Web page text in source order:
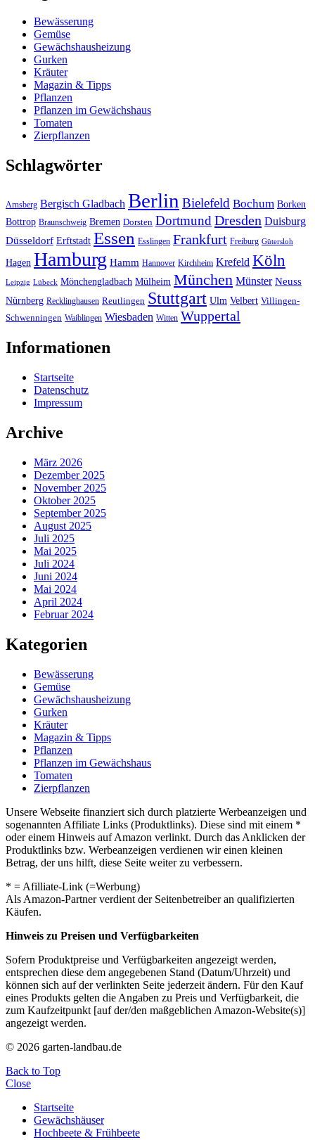
Bewässerung
Gemüse
Gewächshausheizung
Gurken
Kräuter
Magazin & Tipps
Pflanzen
Pflanzen im Gewächshaus
Tomaten
Zierpflanzen
Schlagwörter
Arnsberg Bergisch Gladbach Berlin Bielefeld Bochum Borken
Bottrop Braunschweig Bremen Dorsten Dortmund Dresden Duisburg
Düsseldorf Erftstadt Essen Esslingen Frankfurt Freiburg Gütersloh
Hagen Hamburg Hamm Hannover Kirchheim Krefeld Köln
Leipzig Lübeck Mönchengladbach Mülheim München Münster Neuss
Nürnberg Recklinghausen Reutlingen Stuttgart Ulm Velbert Villingen-
Schwenningen Waiblingen Wiesbaden Witten Wuppertal
Informationen
Startseite
Datenschutz
Impressum
Archive
März 2026
Dezember 2025
November 2025
Oktober 2025
September 2025
August 2025
Juli 2025
Mai 2025
Juli 2024
Juni 2024
Mai 2024
April 2024
Februar 2024
Kategorien
Bewässerung
Gemüse
Gewächshausheizung
Gurken
Kräuter
Magazin & Tipps
Pflanzen
Pflanzen im Gewächshaus
Tomaten
Zierpflanzen
Unsere Webseite finanziert sich durch platzierte Werbeanzeigen und
sogenannten Affiliate Links (Produktlinks). Diese sind mit einem *
oder einem Hinweis auf Amazon verlinkt. Durch das Anklicken der
Produktlinks bzw. Werbeanzeigen verdienen wir einen kleinen
Betrag, der uns hilft, diese Seite weiter zu verbessern.
* = Afilliate-Link (=Werbung)
Als Amazon-Partner verdient der Seitenbetreiber an qualifizierten
Käufen.
Hinweis zu Preisen und Verfügbarkeiten
Sofern Produktpreise und Verfügbarkeiten angezeigt werden,
entsprechen diese dem angegebenen Stand (Datum/Uhrzeit) und
können sich auf der verlinkten Seite jederzeit ändern. Für den Kauf
eines Produkts gelten die Angaben zu Preis und Verfügbarkeit, die
zum Kaufzeitpunkt [auf der/den maßgeblichen Amazon-Website(s)]
angezeigt werden.
© 2026 garten-landbau.de
Back to Top
Close
Startseite
Gewächshäuser
Hochbeete & Frühbeete